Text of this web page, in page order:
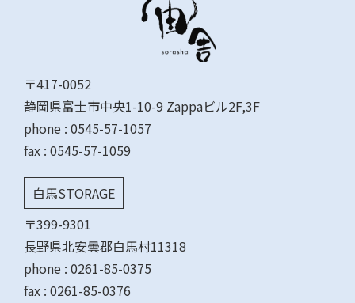
〒417-0052
静岡県富士市中央1-10-9 Zappaビル2F,3F
phone : 0545-57-1057
fax : 0545-57-1059
白馬STORAGE
〒399-9301
長野県北安曇郡白馬村11318
phone : 0261-85-0375
fax : 0261-85-0376